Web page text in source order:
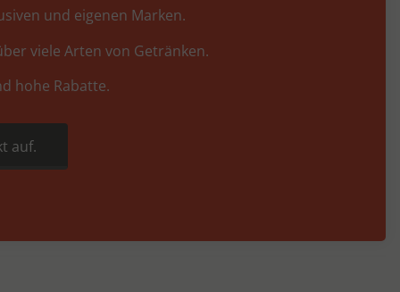
und eigenen Marken.
viele Arten von Getränken.
hohe Rabatte.
auf.